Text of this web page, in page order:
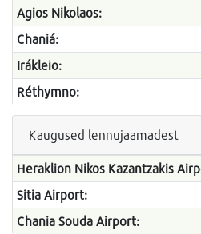
Agios Nikolaos:
Chaniá:
Irákleio:
Réthymno:
Kaugused lennujaamadest
Heraklion Nikos Kazantzakis
Sitia Airport:
Chania Souda Airport: